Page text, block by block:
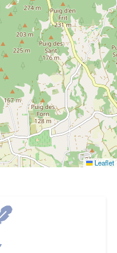
Leaflet